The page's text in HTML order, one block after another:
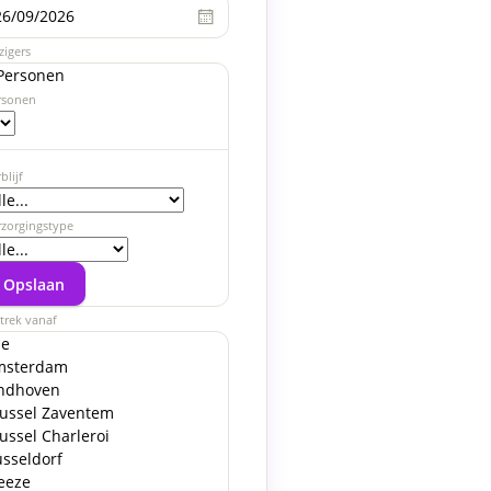
Opslaan
vanaf
Zaventem
Charleroi
zo.
ma.
925 779 1475
1155 1219
2065